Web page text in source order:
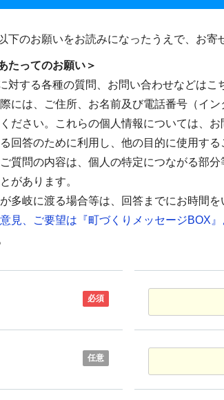
下のお願いをお読みになったうえで、お寄
たってのお願い＞
対する各種の質問、お問い合わせなどはこ
には、ご住所、お名前及び電話番号（イ
ださい。これらの個人情報については、
回答のために利用し、他の目的に使用する
質問の内容は、個人の特定につながる部
があります。
多岐に渡る場合等は、回答までにお時間
見、ご要望は『町づくりメッセージBOX』
必須
任意